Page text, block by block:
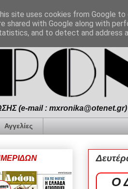
(e-mail :
Αγγελίες
Ο
site uses cookies from Google
shared with Google along with
and to detect and address